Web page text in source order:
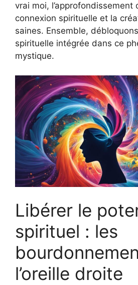
vrai moi, l’approfondissement
connexion spirituelle et la
saines. Ensemble,
spirituelle intégrée dans ce
mystique.
Libérer le
spirituel : les
l’oreille droite